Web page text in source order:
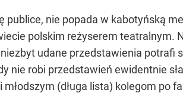
publice, nie popada w kabotyńską
polskim reżyserem teatralnym.
udane przedstawienia
nie robi przedstawień ewidentnie
(długa lista) kolegom po